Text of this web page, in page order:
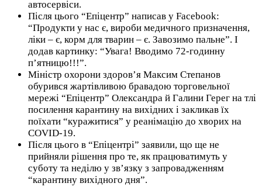
автосервіси.
Після цього “Епіцентр” написав у Facebook:
“Продукти у нас є, вироби медичного призначення,
ліки – є, корм для тварин – є. Завозимо пальне”. І
додав картинку: “Увага! Вводимо 72-годинну
п’ятницю!!!”.
Міністр охорони здоров’я Максим Степанов
обурився жартівливою бравадою торговельної
мережі “Епіцентр” Олександра й Галини Герег на тлі
посилення карантину на вихідних і закликав їх
поїхати “куражитися” у реанімацію до хворих на
COVID-19.
Після цього в “Епіцентрі” заявили, що ще не
прийняли рішення про те, як працюватимуть у
суботу та неділю у зв’язку з запровадженням
“карантину вихідного дня”.